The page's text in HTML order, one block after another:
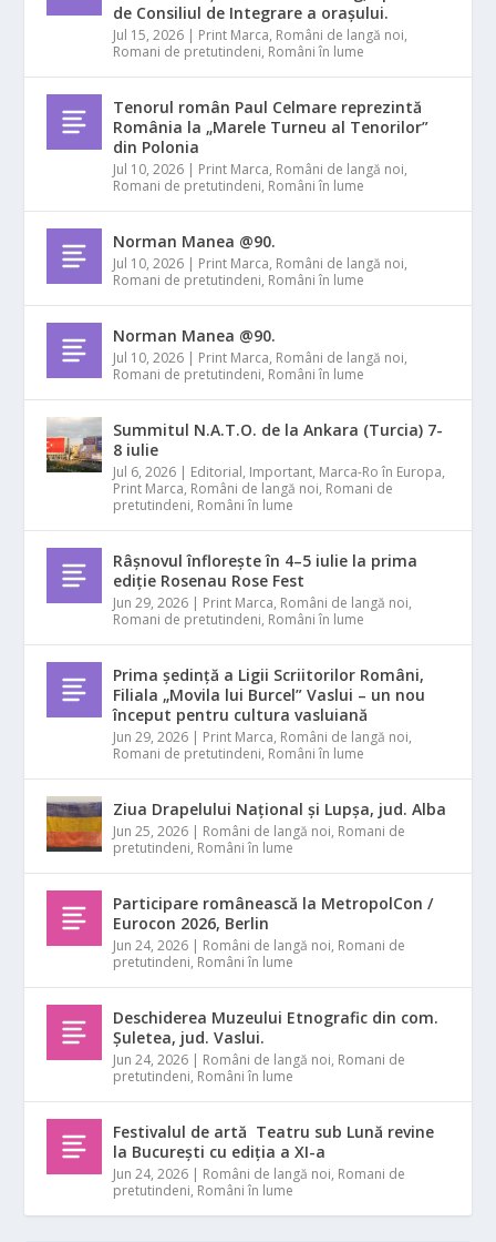
de Consiliul de Integrare a orașului.
Jul 15, 2026 | Print Marca, Români de langă noi,
Romani de pretutindeni, Români în lume
Tenorul român Paul Celmare reprezintă
România la „Marele Turneu al Tenorilor”
din Polonia
Jul 10, 2026 | Print Marca, Români de langă noi,
Romani de pretutindeni, Români în lume
Norman Manea @90.
Jul 10, 2026 | Print Marca, Români de langă noi,
Romani de pretutindeni, Români în lume
Norman Manea @90.
Jul 10, 2026 | Print Marca, Români de langă noi,
Romani de pretutindeni, Români în lume
Summitul N.A.T.O. de la Ankara (Turcia) 7-
8 iulie
Jul 6, 2026 | Editorial, Important, Marca-Ro în Europa,
Print Marca, Români de langă noi, Romani de
pretutindeni, Români în lume
Râșnovul înflorește în 4–5 iulie la prima
ediție Rosenau Rose Fest
Jun 29, 2026 | Print Marca, Români de langă noi,
Romani de pretutindeni, Români în lume
Prima ședință a Ligii Scriitorilor Români,
Filiala „Movila lui Burcel” Vaslui – un nou
început pentru cultura vasluiană
Jun 29, 2026 | Print Marca, Români de langă noi,
Romani de pretutindeni, Români în lume
Ziua Drapelului Național și Lupșa, jud. Alba
Jun 25, 2026 | Români de langă noi, Romani de
pretutindeni, Români în lume
Participare românească la MetropolCon /
Eurocon 2026, Berlin
Jun 24, 2026 | Români de langă noi, Romani de
pretutindeni, Români în lume
Deschiderea Muzeului Etnografic din com.
Șuletea, jud. Vaslui.
Jun 24, 2026 | Români de langă noi, Romani de
pretutindeni, Români în lume
Festivalul de artă Teatru sub Lună revine
la București cu ediția a XI-a
Jun 24, 2026 | Români de langă noi, Romani de
pretutindeni, Români în lume